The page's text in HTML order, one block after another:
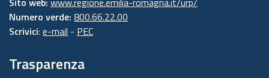
Numero verde: 800.66.22.00
Scrivici: e-mail - PEC
Trasparenza